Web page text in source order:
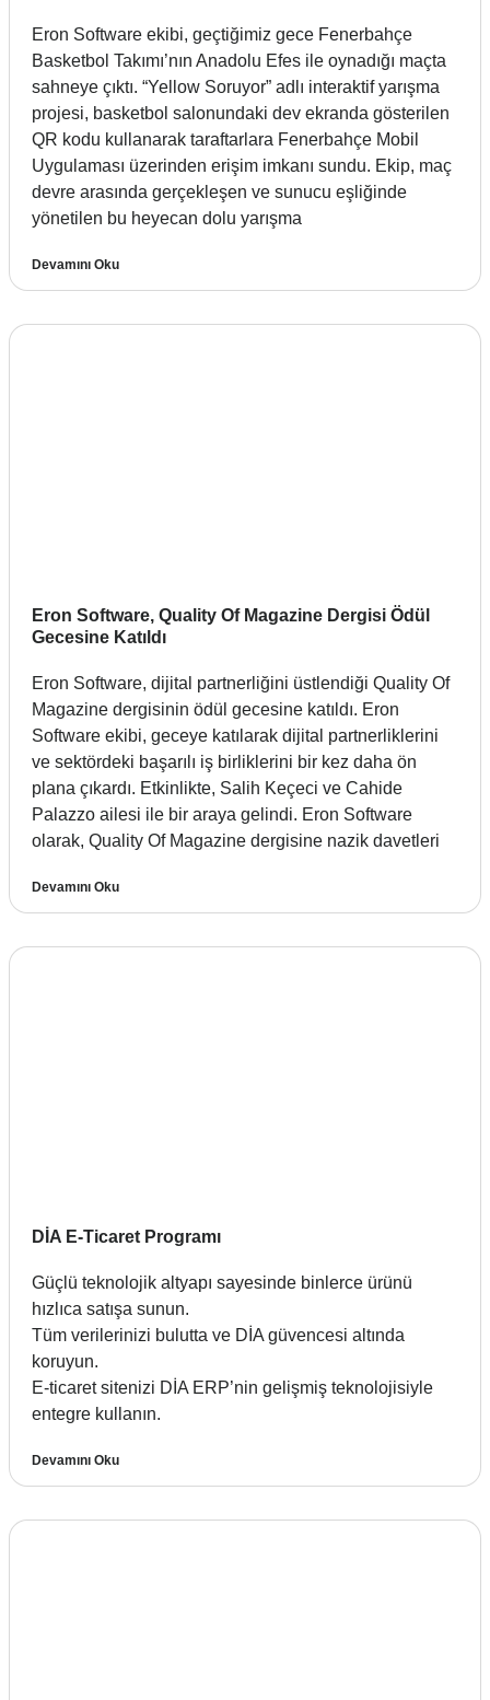
Eron Software ekibi, geçtiğimiz gece Fenerbahçe
Basketbol Takımı’nın Anadolu Efes ile oynadığı maçta
sahneye çıktı. “Yellow Soruyor” adlı interaktif yarışma
projesi, basketbol salonundaki dev ekranda gösterilen
QR kodu kullanarak taraftarlara Fenerbahçe Mobil
Uygulaması üzerinden erişim imkanı sundu. Ekip, maç
devre arasında gerçekleşen ve sunucu eşliğinde
yönetilen bu heyecan dolu yarışma
Devamını Oku
Eron Software, Quality Of Magazine Dergisi Ödül
Gecesine Katıldı
Eron Software, dijital partnerliğini üstlendiği Quality Of
Magazine dergisinin ödül gecesine katıldı. Eron
Software ekibi, geceye katılarak dijital partnerliklerini
ve sektördeki başarılı iş birliklerini bir kez daha ön
plana çıkardı. Etkinlikte, Salih Keçeci ve Cahide
Palazzo ailesi ile bir araya gelindi. Eron Software
olarak, Quality Of Magazine dergisine nazik davetleri
Devamını Oku
DİA E-Ticaret Programı
Güçlü teknolojik altyapı sayesinde binlerce ürünü
hızlıca satışa sunun.
Tüm verilerinizi bulutta ve DİA güvencesi altında
koruyun.
E-ticaret sitenizi DİA ERP’nin gelişmiş teknolojisiyle
entegre kullanın.
Devamını Oku